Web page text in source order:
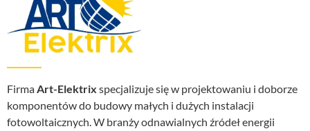
FirmaArt-Elektrix specjalizuje się w projektowaniu i doborze
komponentów do budowy małych i dużych instalacji
fotowoltaicznych. W branży odnawialnych źródeł energii